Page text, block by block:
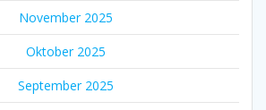
November 2025
Oktober 2025
September 2025